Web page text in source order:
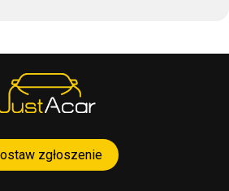
zgłoszenie